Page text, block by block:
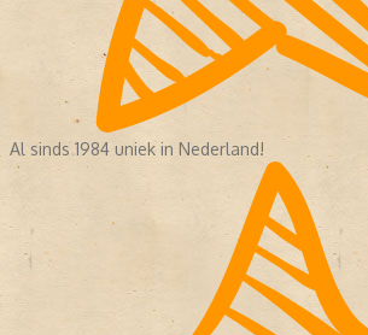
Al sinds 1984 uniek in Nederland!